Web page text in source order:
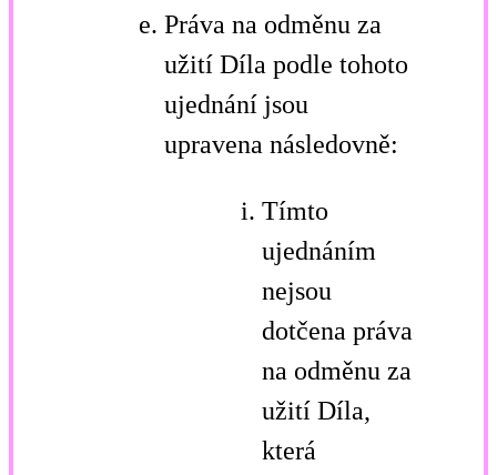
Práva na odměnu za
užití Díla podle tohoto
ujednání jsou
upravena následovně:
Tímto
ujednáním
nejsou
dotčena práva
na odměnu za
užití Díla,
která